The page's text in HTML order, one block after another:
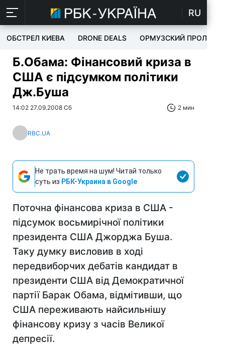
RU
ОБСТРЕЛ КИЕВА DRONE DEALS ОРМУЗСКИЙ ПРОЛИВ
Б.Обама: Фінансовий криза в
США є підсумком політики
Дж.Буша
14:02 27.09.2008 Сб 2 мин
RBC.UA
Не трать время на шум! Читай только
суть из РБК-Украина в Google
Поточна фінансова криза в США -
підсумок восьмирічної політики
президента США Джорджа Буша.
Таку думку висловив в ході
передвиборчих дебатів кандидат в
президенти США від Демократичної
партії Барак Обама, відмітивши, що
США переживають найсильнішу
фінансову кризу з часів Великої
депресії.